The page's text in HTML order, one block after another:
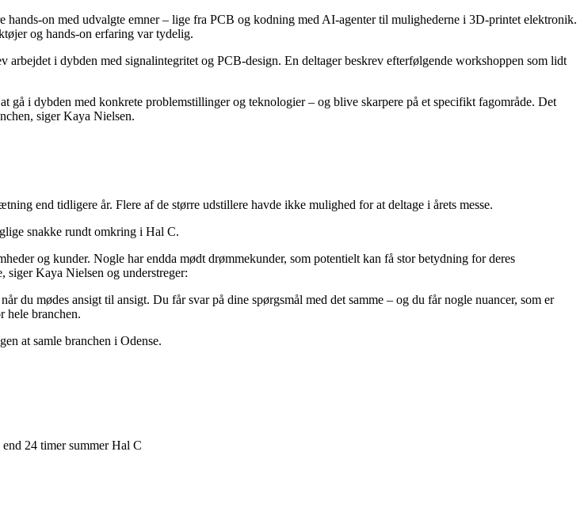
on med udvalgte emner – lige fra PCB og kodning med AI-agenter til mulighederne i 3D-printet elektronik.
og hands-on erfaring var tydelig.
i dybden med signalintegritet og PCB-design. En deltager beskrev efterfølgende workshoppen som lidt
i dybden med konkrete problemstillinger og teknologier – og blive skarpere på et specifikt fagområde. Det
siger Kaya Nielsen.
end tidligere år. Flere af de større udstillere havde ikke mulighed for at deltage i årets messe.
snakke rundt omkring i Hal C.
og kunder. Nogle har endda mødt drømmekunder, som potentielt kan få stor betydning for deres
Kaya Nielsen og understreger:
du mødes ansigt til ansigt. Du får svar på dine spørgsmål med det samme – og du får nogle nuancer, som er
hele branchen.
at samle branchen i Odense.
24 timer summer Hal C